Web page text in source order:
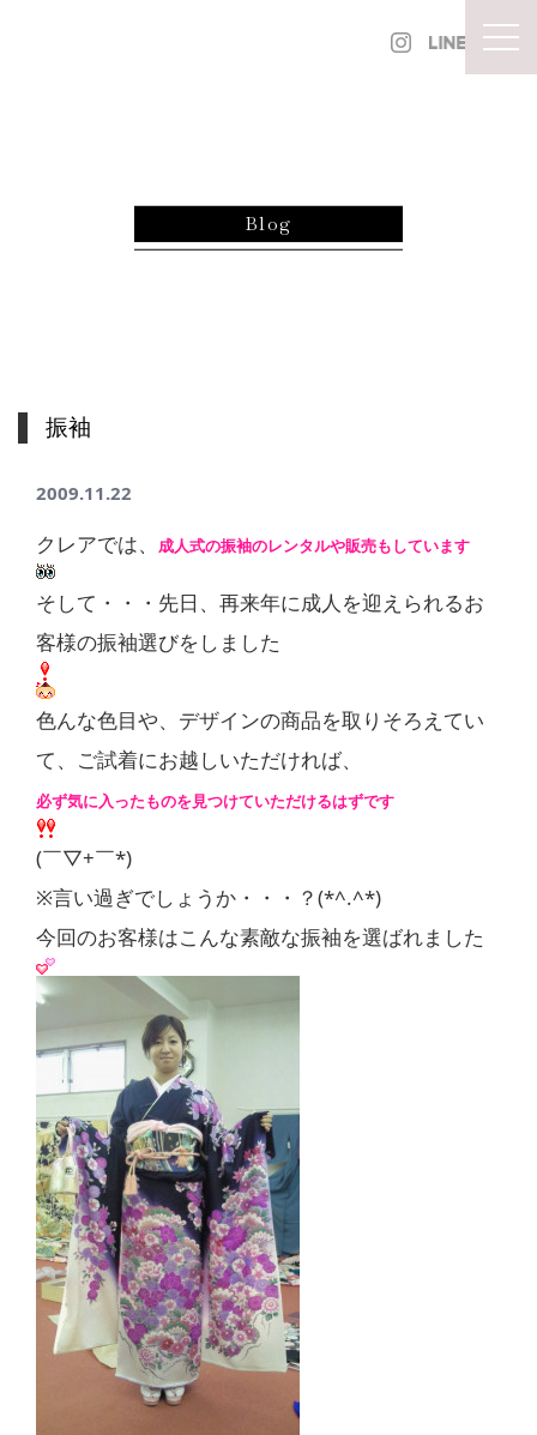
Blog
振袖
2009.11.22
クレアでは、 成人式の振袖のレンタルや販売もしています
そして・・・先日、再来年に成人を迎えられるお
客様の振袖選びをしました
色んな色目や、デザインの商品を取りそろえてい
て、ご試着にお越しいただければ、
必ず気に入ったものを見つけていただけるはずです
(￣▽+￣*)
※言い過ぎでしょうか・・・？(*^.^*)
今回のお客様はこんな素敵な振袖を選ばれました